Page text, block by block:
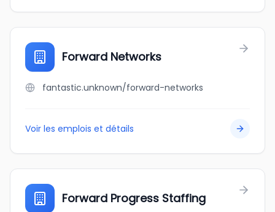
Forward Networks
fantastic.unknown/forward-networks
Voir les emplois et détails
Forward Progress Staffing